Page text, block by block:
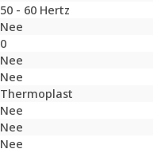
50 - 60 Hertz
Nee
0
Nee
Nee
Thermoplast
Nee
Nee
Nee